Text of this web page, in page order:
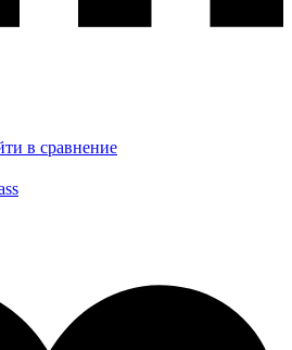
в сравнение